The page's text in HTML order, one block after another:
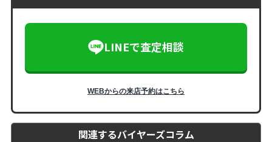
LINEで査定相談
WEBからの来店予約はこちら
関連するバイヤーズコラム